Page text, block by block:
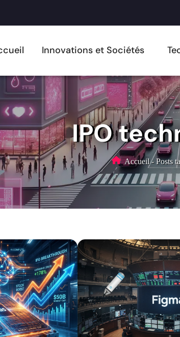
Innovations et Sociétés
IPO
Accueil - Posts